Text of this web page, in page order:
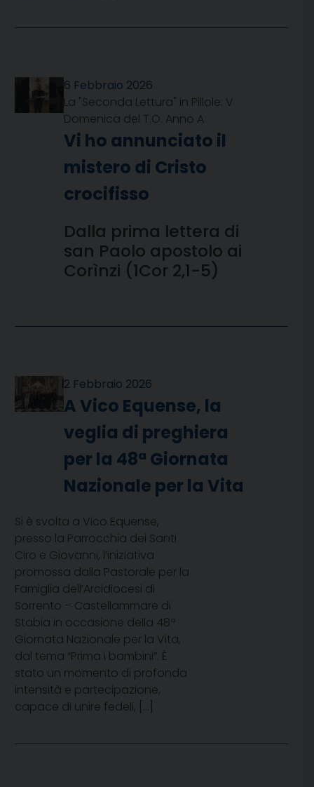
6 Febbraio 2026
La "Seconda Lettura" in Pillole: V
Domenica del T.O. Anno A
Vi ho annunciato il
mistero di Cristo
crocifisso
Dalla prima lettera di
san Paolo apostolo ai
Corìnzi (1Cor 2,1-5)
2 Febbraio 2026
A Vico Equense, la
veglia di preghiera
per la 48ª Giornata
Nazionale per la Vita
Si è svolta a Vico Equense,
presso la Parrocchia dei Santi
Ciro e Giovanni, l’iniziativa
promossa dalla Pastorale per la
Famiglia dell’Arcidiocesi di
Sorrento – Castellammare di
Stabia in occasione della 48ª
Giornata Nazionale per la Vita,
dal tema “Prima i bambini”. È
stato un momento di profonda
intensità e partecipazione,
capace di unire fedeli, […]